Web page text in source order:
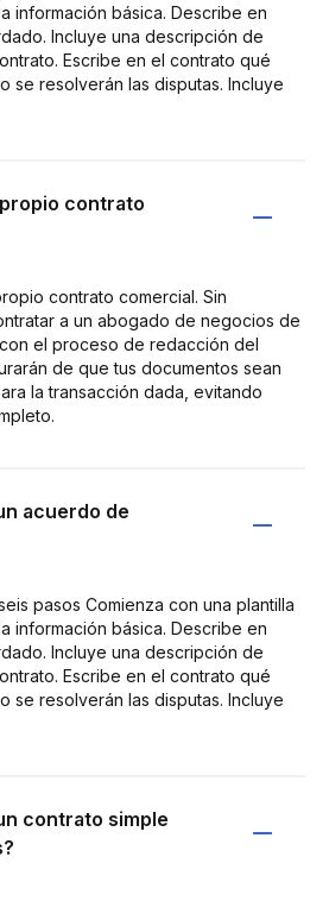
información básica. Describe en
Incluye una descripción de
Escribe en el contrato qué
se resolverán las disputas. Incluye
contrato
contrato comercial. Sin
a un abogado de negocios de
el proceso de redacción del
de que tus documentos sean
la transacción dada, evitando
acuerdo de
pasos Comienza con una plantilla
información básica. Describe en
Incluye una descripción de
Escribe en el contrato qué
se resolverán las disputas. Incluye
contrato simple